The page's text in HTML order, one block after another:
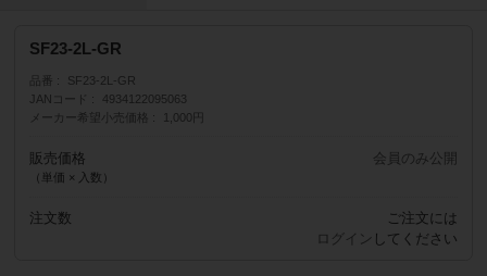
SF23-2L-GR
品番
SF23-2L-GR
JANコード
4934122095063
メーカー希望小売価格
1,000円
販売価格
（単価 × 入数）
会員のみ公開
注文数
ご注文には
ログイン してください